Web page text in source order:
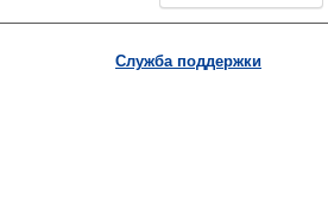
Служба поддержки